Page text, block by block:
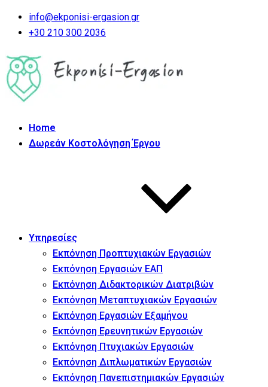
info@ekponisi-ergasion.gr
+30 210 300 2036
Home
Δωρεάν Κοστολόγηση Έργου
Υπηρεσίες
Εκπόνηση Προπτυχιακών Εργασιών
Εκπόνηση Εργασιών ΕΑΠ
Εκπόνηση Διδακτορικών Διατριβών
Εκπόνηση Μεταπτυχιακών Εργασιών
Εκπόνηση Εργασιών Εξαμήνου
Εκπόνηση Ερευνητικών Εργασιών
Εκπόνηση Πτυχιακών Εργασιών
Εκπόνηση Διπλωματικών Εργασιών
Εκπόνηση Πανεπιστημιακών Εργασιών